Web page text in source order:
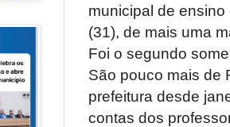
municipal de
(31), de mais uma
Foi o segundo
São pouco mais de
prefeitura desde
contas dos